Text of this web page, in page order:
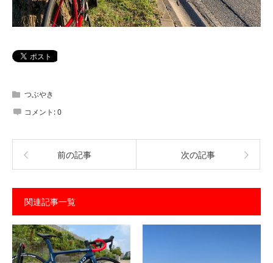
つぶやき
コメント:0
前の記事 次の記事
関連記事一覧